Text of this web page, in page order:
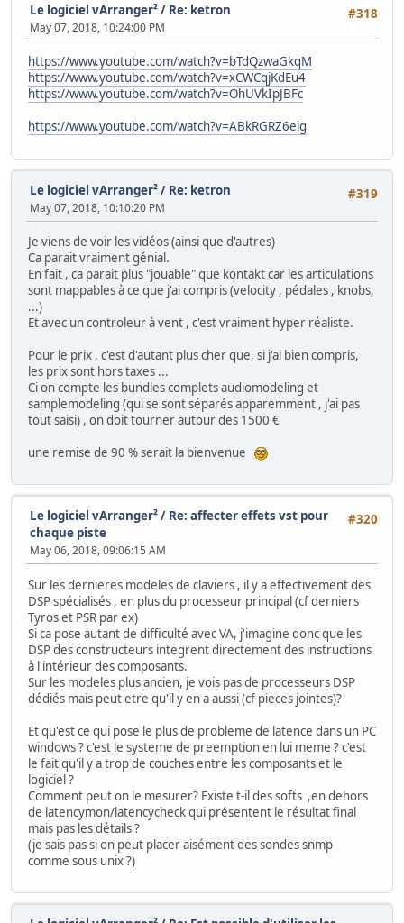
#318
Le logiciel vArranger²/ Re: ketron
May 07, 2018, 10:24:00 PM
https://www.youtube.com/watch?v=bTdQzwaGkqM
https://www.youtube.com/watch?v=xCWCqjKdEu4
https://www.youtube.com/watch?v=OhUVkIpJBFc
https://www.youtube.com/watch?v=ABkRGRZ6eig
#319
Le logiciel vArranger²/ Re: ketron
May 07, 2018, 10:10:20 PM
Je viens de voir les vidéos (ainsi que d'autres)
Ca parait vraiment génial.
En fait , ca parait plus "jouable" que kontakt car les articulations
sont mappables à ce que j'ai compris (velocity , pédales , knobs,
...)
Et avec un controleur à vent , c'est vraiment hyper réaliste.
Pour le prix , c'est d'autant plus cher que, si j'ai bien compris,
les prix sont hors taxes ...
Ci on compte les bundles complets audiomodeling et
samplemodeling (qui se sont séparés apparemment , j'ai pas
tout saisi) , on doit tourner autour des 1500 €
une remise de 90 % serait la bienvenue
#320
Le logiciel vArranger²/ Re: affecter effets vst pour
chaque piste
May 06, 2018, 09:06:15 AM
Sur les dernieres modeles de claviers , il y a effectivement des
DSP spécialisés , en plus du processeur principal (cf derniers
Tyros et PSR par ex)
Si ca pose autant de difficulté avec VA, j'imagine donc que les
DSP des constructeurs integrent directement des instructions
à l'intérieur des composants.
Sur les modeles plus ancien, je vois pas de processeurs DSP
dédiés mais peut etre qu'il y en a aussi (cf pieces jointes)?
Et qu'est ce qui pose le plus de probleme de latence dans un PC
windows ? c'est le systeme de preemption en lui meme ? c'est
le fait qu'il y a trop de couches entre les composants et le
logiciel ?
Comment peut on le mesurer? Existe t-il des softs ,en dehors
de latencymon/latencycheck qui présentent le résultat final
mais pas les détails ?
(je sais pas si on peut placer aisément des sondes snmp
comme sous unix ?)